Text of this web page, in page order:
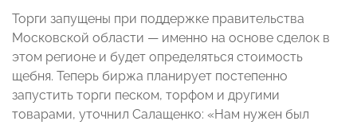
Торги запущены при поддержке правительства
Московской области — именно на основе сделок в
этом регионе и будет определяться стоимость
щебня. Теперь биржа планирует постепенно
запустить торги песком, торфом и другими
товарами, уточнил Салащенко: «Нам нужен был